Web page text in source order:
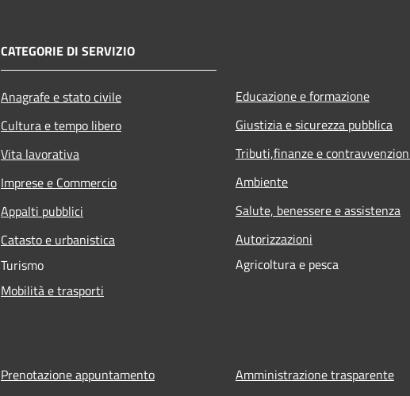
CATEGORIE DI SERVIZIO
Anagrafe e stato civile
Cultura e tempo libero
Vita lavorativa
Imprese e Commercio
Appalti pubblici
Catasto e urbanistica
Turismo
Mobilità e trasporti
Educazione e formazione
Giustizia e sicurezza pubblica
Tributi,finanze e
Ambiente
Salute, benessere e assistenza
Autorizzazioni
Agricoltura e pesca
Prenotazione appuntamento
Amministrazione trasparente